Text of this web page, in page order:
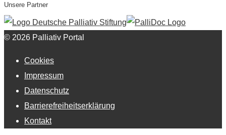
Unsere Partner
© 2026 Palliativ Portal
Cookies
Impressum
Datenschutz
Barrierefreiheitserklärung
Kontakt